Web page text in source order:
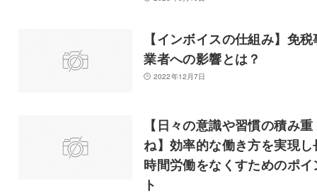
【インボイスの仕組み】免税
業者への影響とは？
2022年12月7日
【日々の意識や習慣の積み重
ね】効率的な働き方を実現し
時間労働をなくすためのポイ
ト